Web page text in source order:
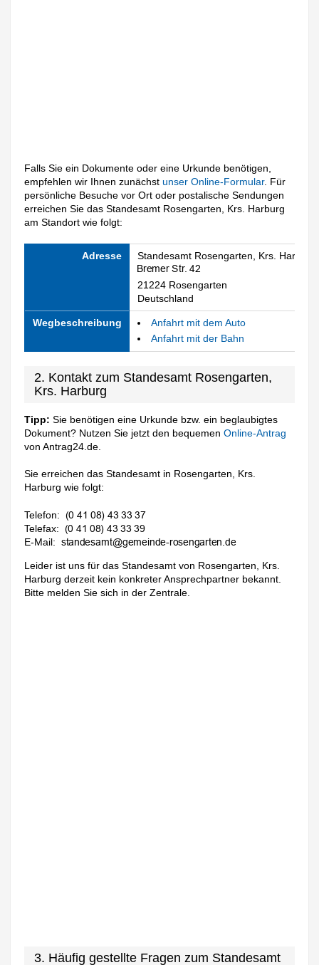
Falls Sie ein Dokumente oder eine Urkunde benötigen,
empfehlen wir Ihnen zunächstunser Online-Formular. Für
persönliche Besuche vor Ort oder postalische Sendungen
erreichen Sie das Standesamt Rosengarten, Krs. Harburg
am Standort wie folgt:
Adresse Standesamt Rosengarten, Krs. Harburg
21224 Rosengarten
Deutschland
Wegbeschreibung
Anfahrt mit dem Auto
Anfahrt mit der Bahn
2. Kontakt zum Standesamt Rosengarten,
Krs. Harburg
Tipp: Sie benötigen eine Urkunde bzw. ein beglaubigtes
Dokument? Nutzen Sie jetzt den bequemenOnline-Antrag
von Antrag24.de.
Sie erreichen das Standesamt in Rosengarten, Krs.
Harburg wie folgt:
Telefon:
Telefax:
E-Mail:
Leider ist uns für das Standesamt von Rosengarten, Krs.
Harburg derzeit kein konkreter Ansprechpartner bekannt.
Bitte melden Sie sich in der Zentrale.
3. Häufig gestellte Fragen zum Standesamt